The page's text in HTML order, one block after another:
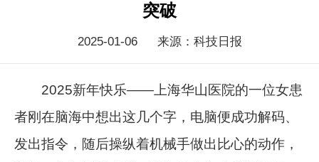
突破
2025-01-06 来源：科技日报
2025新年快乐——上海华山医院的一位女患
者刚在脑海中想出这几个字，电脑便成功解码、
发出指令，随后操纵着机械手做出比心的动作，